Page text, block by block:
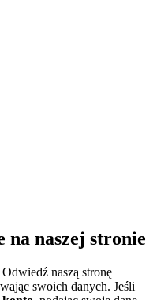
na naszej stronie
Odwiedź naszą stronę
swoich danych. Jeśli